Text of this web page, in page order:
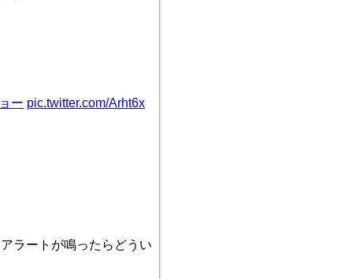
ー pic.twitter.com/Arht6x
ラートが鳴ったらどうい